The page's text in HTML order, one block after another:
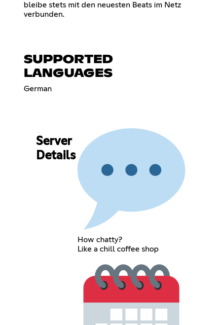
bleibe stets mit den neuesten Beats im Netz
verbunden.
SUPPORTED
LANGUAGES
German
Server
Details
How chatty?
Like a chill coffee shop